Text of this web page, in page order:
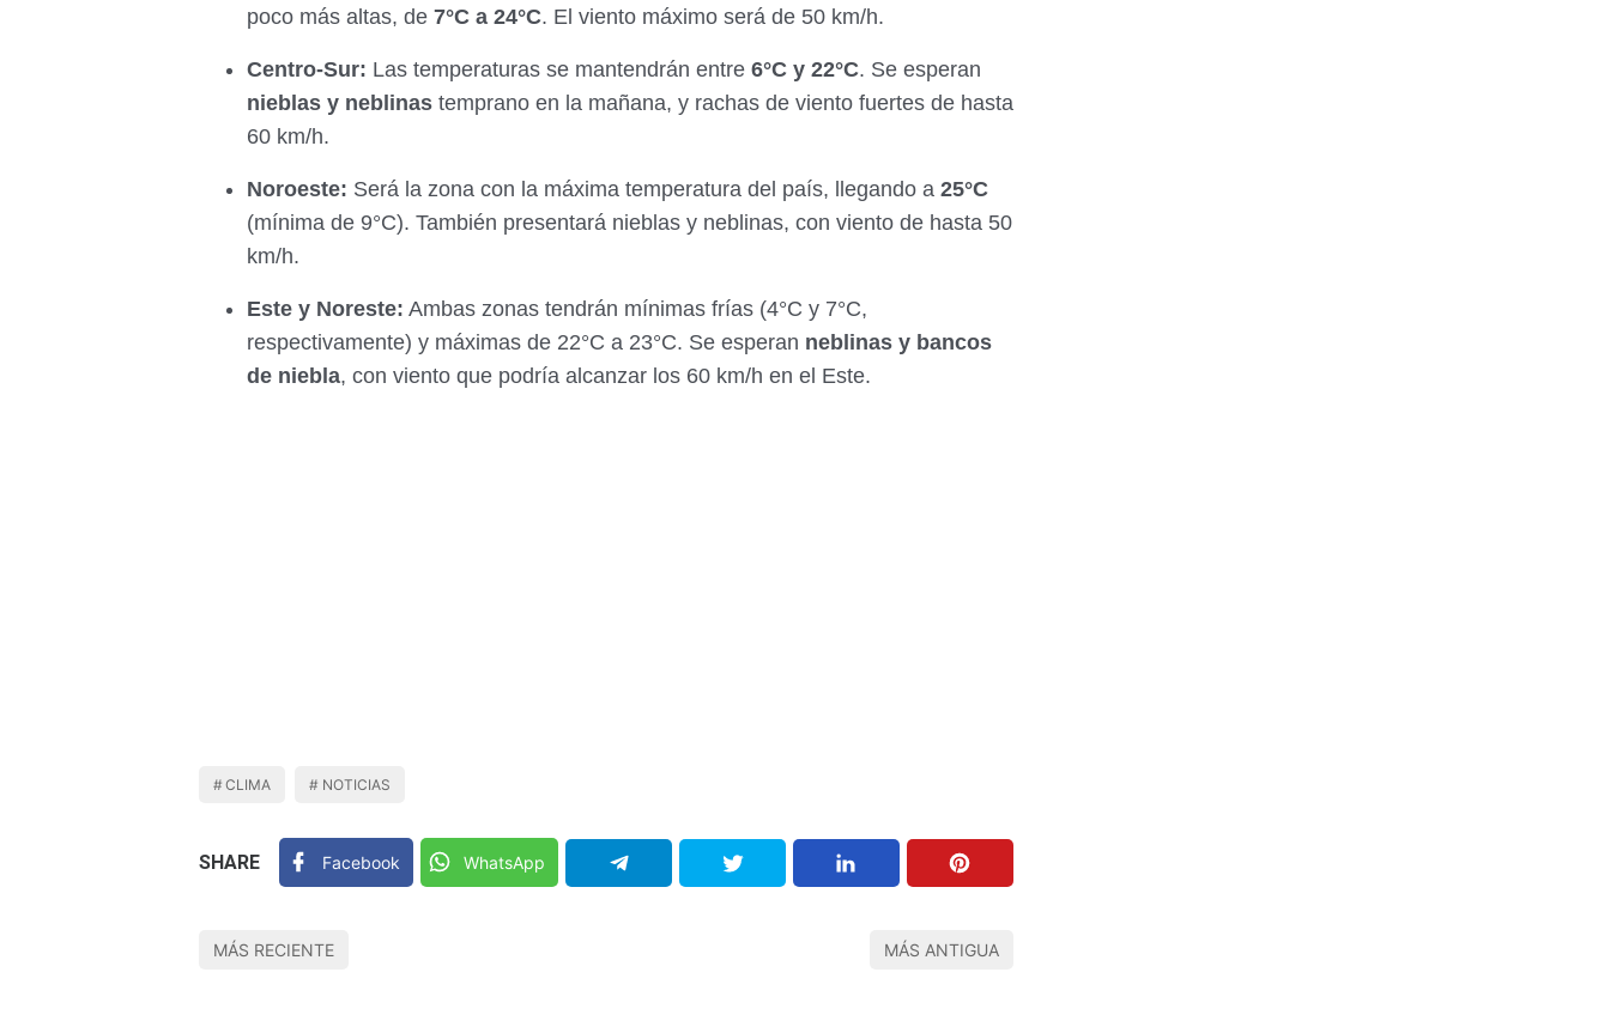
poco más altas, de 7°C a 24°C. El viento máximo será de 50 km/h.
Centro-Sur: Las temperaturas se mantendrán entre 6°C y 22°C. Se esperan
nieblas y neblinas temprano en la mañana, y rachas de viento fuertes de hasta
60 km/h.
Noroeste: Será la zona con la máxima temperatura del país, llegando a 25°C
(mínima de 9°C). También presentará nieblas y neblinas, con viento de hasta 50
km/h.
Este y Noreste: Ambas zonas tendrán mínimas frías (4°C y 7°C,
respectivamente) y máximas de 22°C a 23°C. Se esperan neblinas y bancos
de niebla, con viento que podría alcanzar los 60 km/h en el Este.
CLIMA NOTICIAS
SHARE Facebook WhatsApp
MÁS RECIENTE MÁS ANTIGUA